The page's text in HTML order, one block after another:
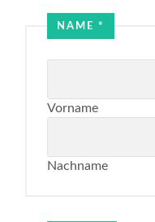
Name
Email
NAME*
Vorname
Nachname